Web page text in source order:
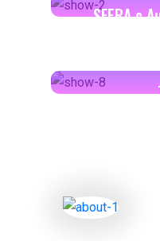
SFERA с